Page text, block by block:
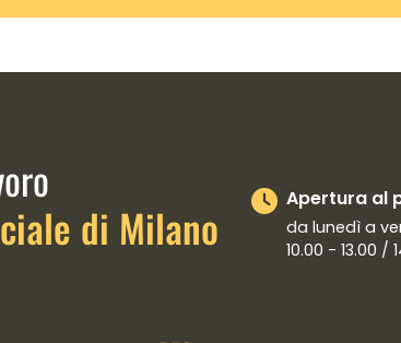
di Milano
Apertura al
da lunedì a
10.00 - 13.00 /